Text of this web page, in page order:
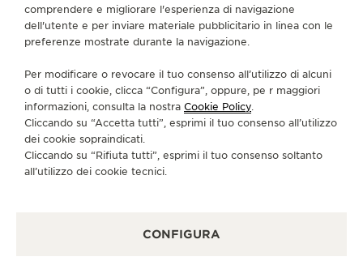
VAI ALLA PAGINA INSTAGRAM DI JAEGER-
VAI ALLA PAGINA LINKEDIN DI JAEGER-
VAI ALLA PAGINA FACEBOOK DI
VAI ALLA PAGINA YOUTUBE
VAI ALLA PAGINA
VAI ALLA PAGINA
ISCRIVERSI ALLA NEWSLETTER
CONTATTI
comprendere e migliorare l'esperienza di navigazione
dell'utente e per inviare materiale pubblicitario in linea con le
preferenze mostrate durante la navigazione.
Per modificare o revocare il tuo consenso all’utilizzo di alcuni
o di tutti i cookie, clicca “Configura”, oppure, pe r maggiori
informazioni, consulta la nostra Cookie Policy.
Cliccando su “Accetta tutti”, esprimi il tuo consenso all’utilizzo
dei cookie sopraindicati.
Cliccando su “Rifiuta tutti”, esprimi il tuo consenso soltanto
all’utilizzo dei cookie tecnici.
CONFIGURA